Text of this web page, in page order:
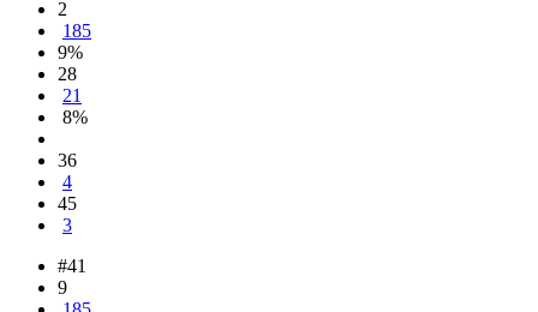
2
185
9%
28
21
8%
36
4
45
3
#41
9